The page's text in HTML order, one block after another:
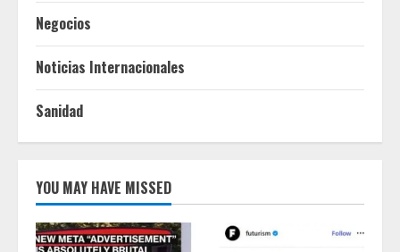
Negocios
Noticias Internacionales
Sanidad
YOU MAY HAVE MISSED